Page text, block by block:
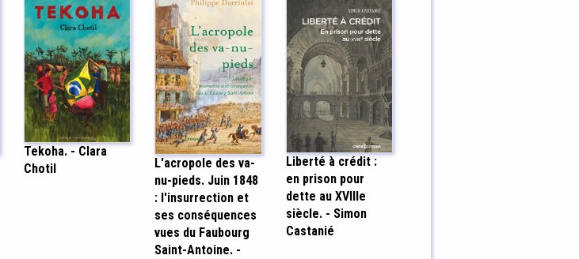
Tekoha. - Clara
Chotil
L'acropole des va-
nu-pieds. Juin 1848
: l'insurrection et
ses conséquences
vues du Faubourg
Saint-Antoine. -
Liberté à crédit :
en prison pour
dette au XVIIIe
siècle. - Simon
Castanié